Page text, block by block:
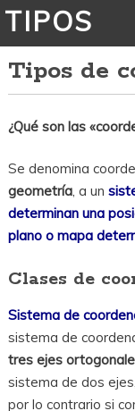
TIPOS
Tipos de
¿Qué son las
Se denomina
geometría, a un
determinan una
plano o mapa
Clases de
Sistema de
sistema de
tres ejes
sistema de dos
por lo contrario si